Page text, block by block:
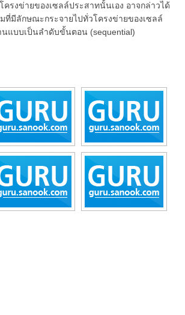
รงข่ายของเซลล์ประสาทนั้นเอง อาจกล่าวได้
ที่มีลักษณะกระจายไปทั่วโครงข่ายของเซลล์
แบบเป็นลำดับขั้นตอน (sequential)